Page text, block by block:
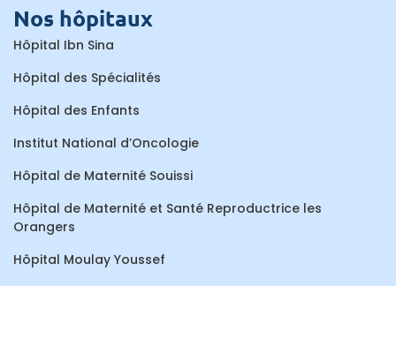
Nos hôpitaux
Hôpital Ibn Sina
Hôpital des Spécialités
Hôpital des Enfants
Institut National d’Oncologie
Hôpital de Maternité Souissi
Hôpital de Maternité et Santé Reproductrice les
Orangers
Hôpital Moulay Youssef
Centre de Consultations et de Traitements Dentaires